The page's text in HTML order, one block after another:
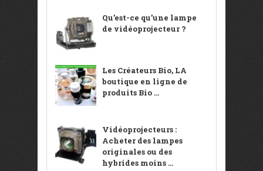
Qu’est-ce qu’une lampe
de vidéoprojecteur ?
Les Créateurs Bio, LA
boutique en ligne de
produits Bio ...
Vidéoprojecteurs :
Acheter des lampes
originales ou des
hybrides moins ...